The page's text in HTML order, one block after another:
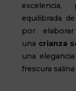
excelencia,
equilibrada
por
una crianza
una
frescura